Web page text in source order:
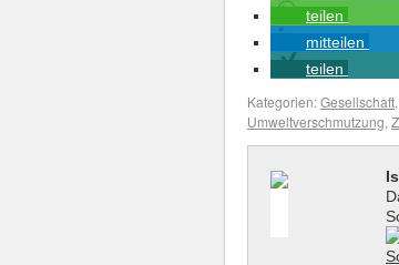
teilen
mitteilen
teilen
Kategorien:Gesellschaft,
Umweltverschmutzung,